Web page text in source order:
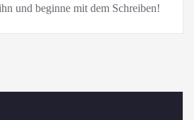
und beginne mit dem Schreiben!